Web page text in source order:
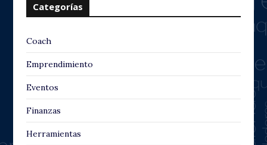
Categorías
Coach
Emprendimiento
Eventos
Finanzas
Herramientas